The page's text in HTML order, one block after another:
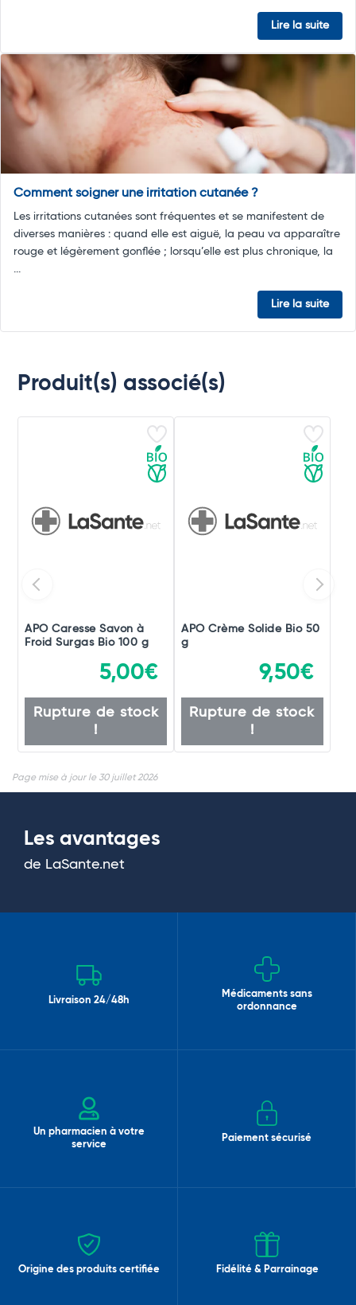
Lire la suite
Comment soigner une irritation cutanée ?
Les irritations cutanées sont fréquentes et se manifestent de
diverses manières : quand elle est aiguë, la peau va apparaître
rouge et légèrement gonflée ; lorsqu’elle est plus chronique, la
...
Lire la suite
Produit(s) associé(s)
APO Caresse Savon à
Froid Surgas Bio 100 g
5,00€
Rupture de stock
!
APO Crème Solide Bio 50
g
9,50€
Rupture de stock
!
Page mise à jour le 30 juillet 2026
Les avantages
de LaSante.net
Livraison 24/48h
Médicaments sans
ordonnance
Un pharmacien à votre
service
Paiement sécurisé
Origine des produits certifiée Fidélité & Parrainage